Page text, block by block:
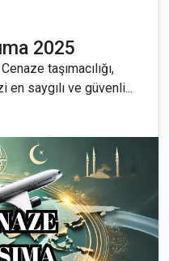
2025
taşımacılığı,
en saygılı ve güvenli...